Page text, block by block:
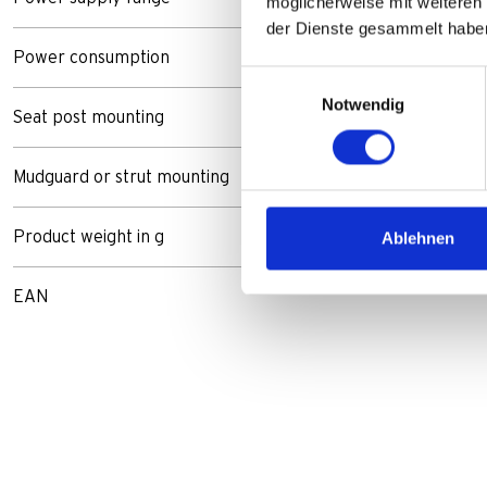
der Dienste gesammelt
Notwendig
Ablehnen
Power consumption
Seat post mounting
Mudguard or strut mounting
Product weight in g
EAN